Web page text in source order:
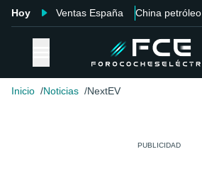
Hoy Ventas España China petróleo
Inicio Noticias NextEV